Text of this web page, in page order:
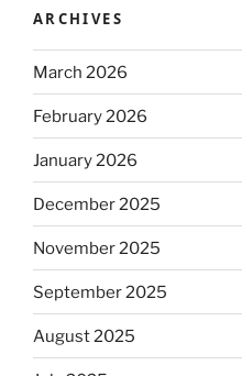
ARCHIVES
March 2026
February 2026
January 2026
December 2025
November 2025
September 2025
August 2025